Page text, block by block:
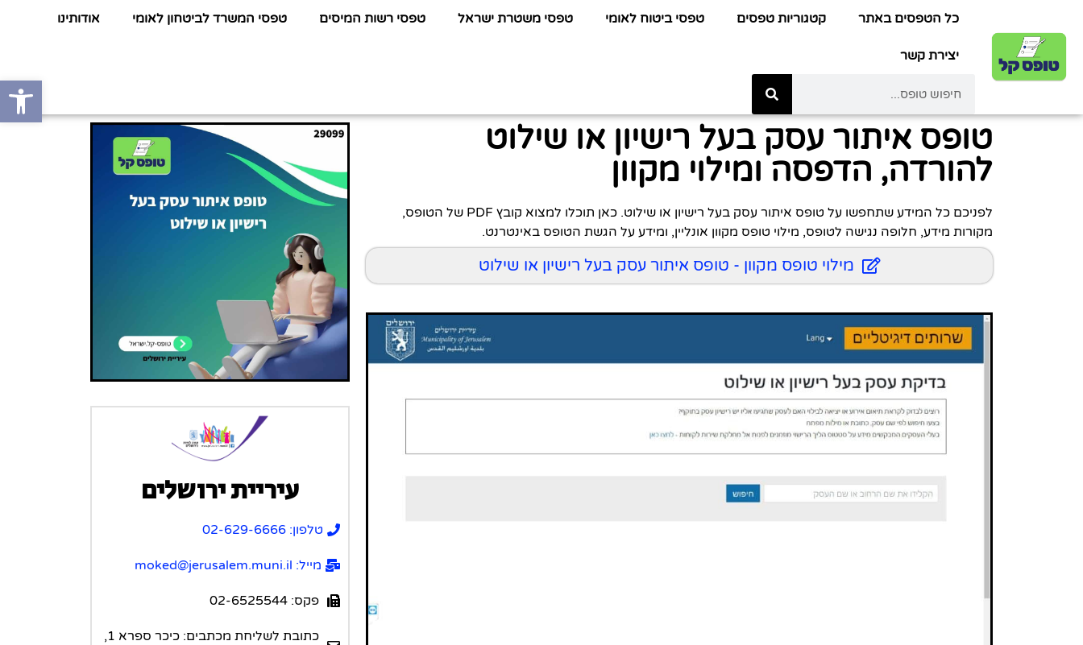
כל הטפסים באתר קטגוריות טפסים טפסי ביטוח לאומי טפסי משטרת ישראל טפסי רשות המיסים טפסי המשרד לביטחון לאומי אודותינו
יצירת קשר
טופס איתור עסק בעל רישיון או שילוט
להורדה, הדפסה ומילוי מקוון
לפניכם כל המידע שתחפשו על טופס איתור עסק בעל רישיון או שילוט. כאן תוכלו למצוא קובץ PDF של הטופס,
מקורות מידע, חלופה נגישה לטופס, מילוי טופס מקוון אונליין, ומידע על הגשת הטופס באינטרנט.
מילוי טופס מקוון - טופס איתור עסק בעל רישיון או שילוט
עיריית ירושלים
טלפון: 02-629-6666
מייל: moked@jerusalem.muni.il
פקס: 02-6525544
כתובת לשליחת מכתבים: כיכר ספרא 1,
פתח